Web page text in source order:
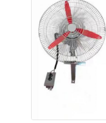
বিস্ফোরণ প্রমাণ প্লাগ এবং সকেট